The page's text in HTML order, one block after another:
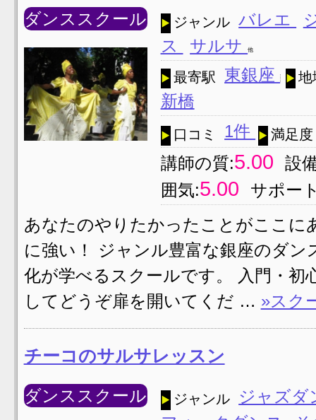
ダンススクール ジャンル バレエ
ス
サルサ他
最寄駅 東銀座 地
新橋
口コミ 1件 満足度
講師の質:5.00
設
囲気:5.00
サポー
あなたのやりたかったことがここに
に強い！ ジャンル豊富な銀座のダ
化が学べるスクールです。 入門・初
してどうぞ扉を開いてくだ … »スク
チーコのサルサレッスン
ダンススクール ジャンル
ジャズ